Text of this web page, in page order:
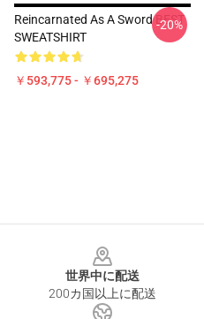
Reincarnated As A Sword BEST
SWEATSHIRT
￥593,775 - ￥695,275
-20%
世界中に配送
200カ国以上に配送